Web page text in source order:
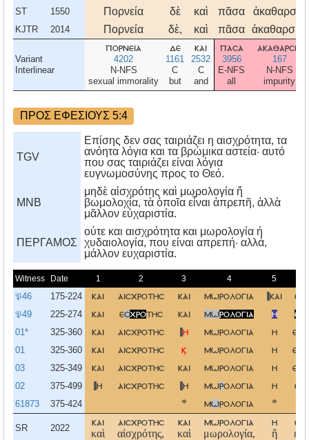
ST 1550 Πορνεία δὲ καὶ πᾶσα ἀκαθαρσία
KJTR 2014 Πορνεία δὲ, καὶ πᾶσα ἀκαθαρσία,
Variant
Interlinear
πορνεια
4202
N-NFS
sexual immorality
δε
1161
C
but
και
2532
C
and
πασα
3956
E-NFS
all
ακαθαρσια
167
N-NFS
impurity
ΠΡΟΣ ΕΦΕΣΙΟΥΣ 5:4
TGV
Επίσης δεν σας ταιριάζει η αισχρότητα, τα
ανόητα λόγια και τα βρώμικα αστεία· αυτό
που σας ταιριάζει είναι λόγια
ευγνωμοσύνης προς το Θεό.
MNB
μηδὲ αἰσχρότης καὶ μωρολογία ἤ
βωμολοχία, τὰ ὁποῖα εἶναι ἀπρεπῆ, ἀλλὰ
μᾶλλον εὐχαριστία.
ΠΕΡΓΑΜΟΣ
ούτε και αισχρότητα και μωρολογία ή
χυδαιολογία, που είναι απρεπή· αλλά,
μάλλον ευχαριστία.
Witness Date 1 2 3 4 5
𝔓46 175-224 και αισχροτησ και μωρολογια και
𝔓49 225-274 και εσχροτησ και μωρολογια η
01* 325-360 και αισχροτησ η μωρολογια η
01 325-360 και αισχροτησ ϗ μωρολογια η
03 325-349 και αισχροτησ και μωρολογια η
02 375-499 η αισχροτησ η μωρολογια η
61873 375-424 * μωρολογια *
SR 2022
και
καὶ
αισχροτησ
αἰσχρότης,
και
καὶ
μωρολογια
μωρολογία,
η
ἢ